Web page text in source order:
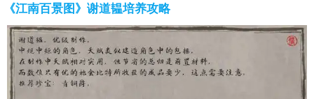
《江南百景图》谢道韫培养攻略